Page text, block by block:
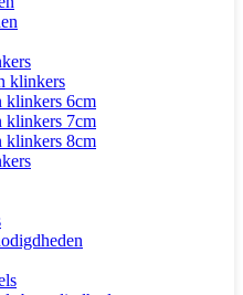
klinkers
klinkers 6cm
klinkers 7cm
klinkers 8cm